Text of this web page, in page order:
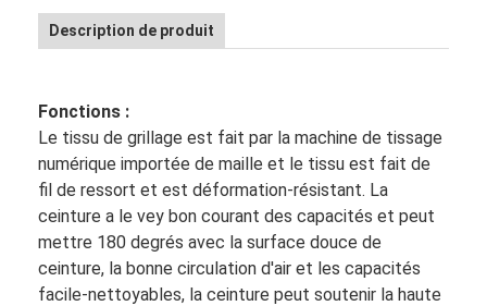
Description de produit
Fonctions :
Le tissu de grillage est fait par la machine de tissage
numérique importée de maille et le tissu est fait de
fil de ressort et est déformation-résistant. La
ceinture a le vey bon courant des capacités et peut
mettre 180 degrés avec la surface douce de
ceinture, la bonne circulation d'air et les capacités
facile-nettoyables, la ceinture peut soutenir la haute